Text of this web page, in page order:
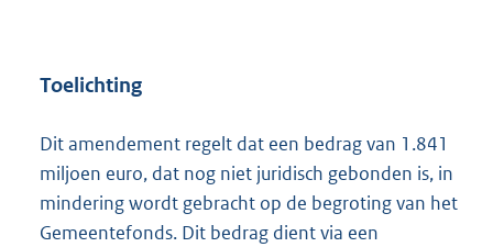
Toelichting
Dit amendement regelt dat een bedrag van 1.841
miljoen euro, dat nog niet juridisch gebonden is, in
mindering wordt gebracht op de begroting van het
Gemeentefonds. Dit bedrag dient via een